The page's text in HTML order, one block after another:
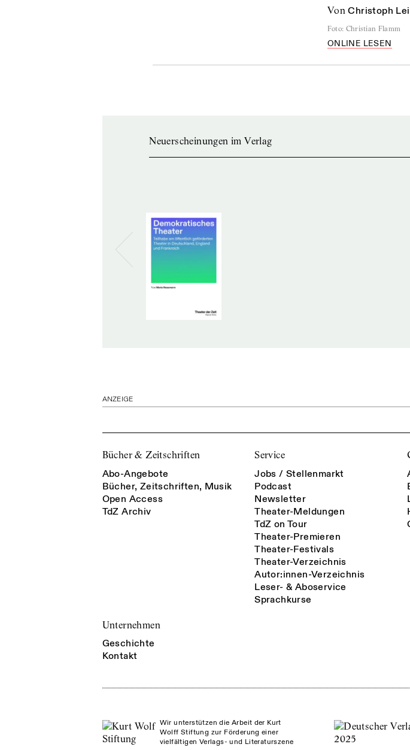
von Christoph
Foto: Christian Flamm
ONLINE LESEN
Neuerscheinungen im Verlag
ANZEIGE
Bücher & Zeitschriften
Abo-Angebote
Bücher, Zeitschriften, Musik
Open Access
TdZ Archiv
Service
Jobs / Stellenmarkt
Podcast
Newsletter
Theater-Meldungen
TdZ on Tour
Theater-Premieren
Theater-Festivals
Theater-Verzeichnis
Autor:innen-Verzeichnis
Leser- & Aboservice
Sprachkurse
Unternehmen
Geschichte
Kontakt
Wir unterstützen die Arbeit der Kurt
Wolff Stiftung zur Förderung einer
vielfältigen Verlags- und Literaturszene